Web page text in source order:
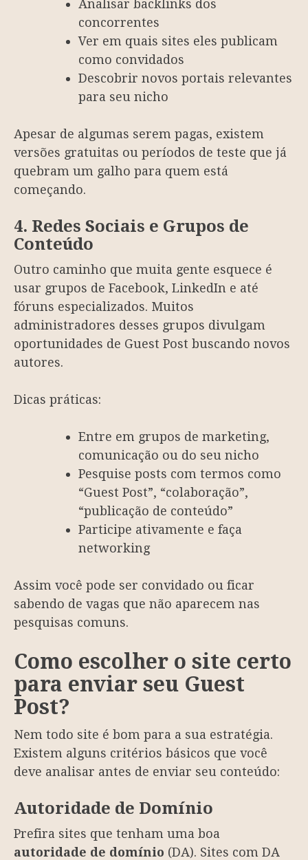
Analisar backlinks dos
concorrentes
Ver em quais sites eles publicam
como convidados
Descobrir novos portais relevantes
para seu nicho
Apesar de algumas serem pagas, existem
versões gratuitas ou períodos de teste que já
quebram um galho para quem está
começando.
4. Redes Sociais e Grupos de
Conteúdo
Outro caminho que muita gente esquece é
usar grupos de Facebook, LinkedIn e até
fóruns especializados. Muitos
administradores desses grupos divulgam
oportunidades de Guest Post buscando novos
autores.
Dicas práticas:
Entre em grupos de marketing,
comunicação ou do seu nicho
Pesquise posts com termos como
“Guest Post”, “colaboração”,
“publicação de conteúdo”
Participe ativamente e faça
networking
Assim você pode ser convidado ou ficar
sabendo de vagas que não aparecem nas
pesquisas comuns.
Como escolher o site certo
para enviar seu Guest
Post?
Nem todo site é bom para a sua estratégia.
Existem alguns critérios básicos que você
deve analisar antes de enviar seu conteúdo:
Autoridade de Domínio
Prefira sites que tenham uma boa
autoridade de domínio (DA). Sites com DA